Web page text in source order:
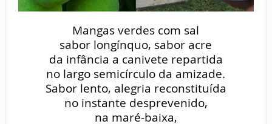
Mangas verdes com sal
sabor longínquo, sabor acre
da infância a canivete repartida
no largo semicírculo da amizade.
Sabor lento, alegria reconstituída
no instante desprevenido,
na maré-baixa,